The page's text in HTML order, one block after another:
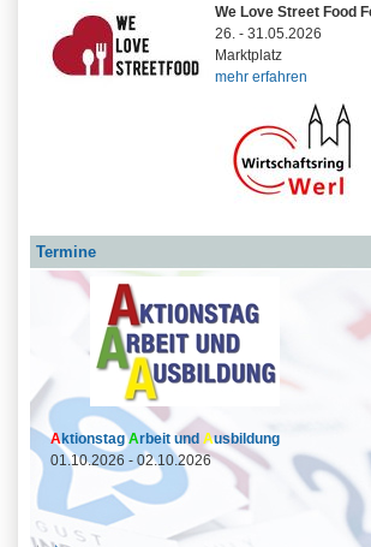
We Love Street Food
26. - 31.05.2026
Marktplatz
mehr erfahren
Termine
AktionstagArbeit und Ausbildung
01.10.2026 - 02.10.2026